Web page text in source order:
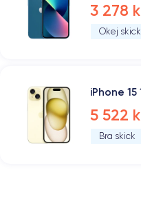
3 278
Okej skick
iPhone 15
5 522
Bra skick